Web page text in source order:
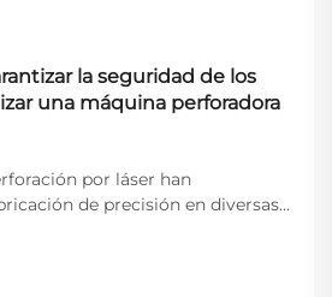
la seguridad de los
una máquina perforadora
por láser han
de precisión en diversas
microagujeros en diversos
los potentes haces de láser